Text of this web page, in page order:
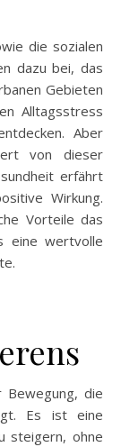
die sozialen
dazu bei, das
Gebieten
Alltagsstress
Aber
von dieser
erfährt
Wirkung.
Vorteile das
eine wertvolle
Bewegung, die
Es ist eine
steigern, ohne